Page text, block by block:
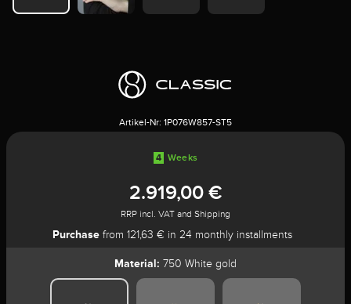
Artikel-Nr: 1P076W857-ST5
4 Weeks
2.919,00 €
RRP incl. VAT and Shipping
Purchase from 121,63 € in 24 monthly installments
Material: 750 White gold